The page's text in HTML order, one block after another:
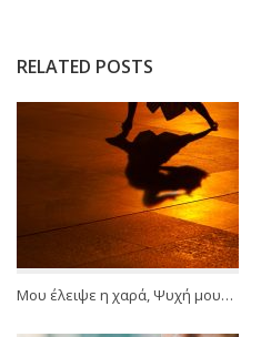
RELATED POSTS
Μου έλειψε η χαρά, Ψυχή μου…